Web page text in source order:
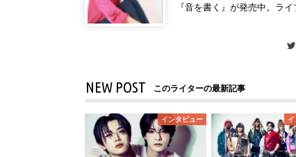
『音を書く』が発売中。ラ
NEW POST このライターの最新記事
インタビュー